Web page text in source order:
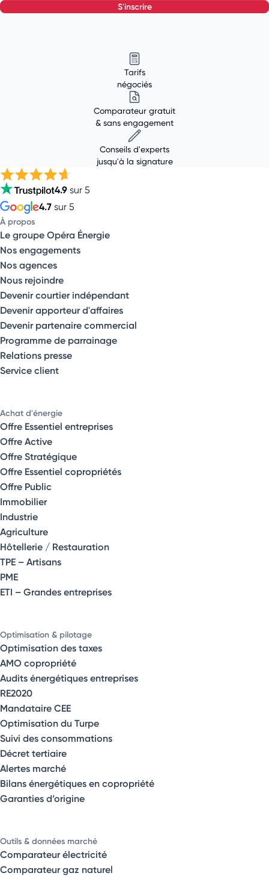
s'inscrire
Tarifs
négociés
Comparateur gratuit
& sans engagement
Conseils d'experts
jusqu'à la signature
4.9 sur 5
4.7 sur 5
À propos
Le groupe Opéra Énergie
Nos engagements
Nos agences
Nous rejoindre
Devenir courtier indépendant
Devenir apporteur d'affaires
Devenir partenaire commercial
Programme de parrainage
Relations presse
Service client
Achat d'énergie
Offre Essentiel entreprises
Offre Active
Offre Stratégique
Offre Essentiel copropriétés
Offre Public
Immobilier
Industrie
Agriculture
Hôtellerie / Restauration
TPE – Artisans
PME
ETI – Grandes entreprises
Optimisation & pilotage
Optimisation des taxes
AMO copropriété
Audits énergétiques entreprises
RE2020
Mandataire CEE
Optimisation du Turpe
Suivi des consommations
Décret tertiaire
Alertes marché
Bilans énergétiques en copropriété
Garanties d’origine
Outils & données marché
Comparateur électricité
Comparateur gaz naturel